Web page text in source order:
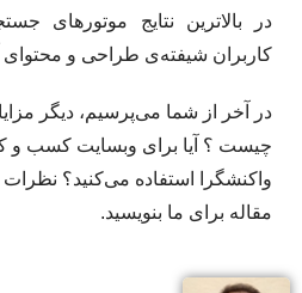
در بالاترین نتایج موتورهای
کاربران شیفته‌ی طراحی و محتوای
در آخر از شما می‌پرسیم، دیگر
چیست ؟ آیا برای وبسایت کسب و
واکنشگرا استفاده می‌کنید؟
مقاله برای ما بنویسید.